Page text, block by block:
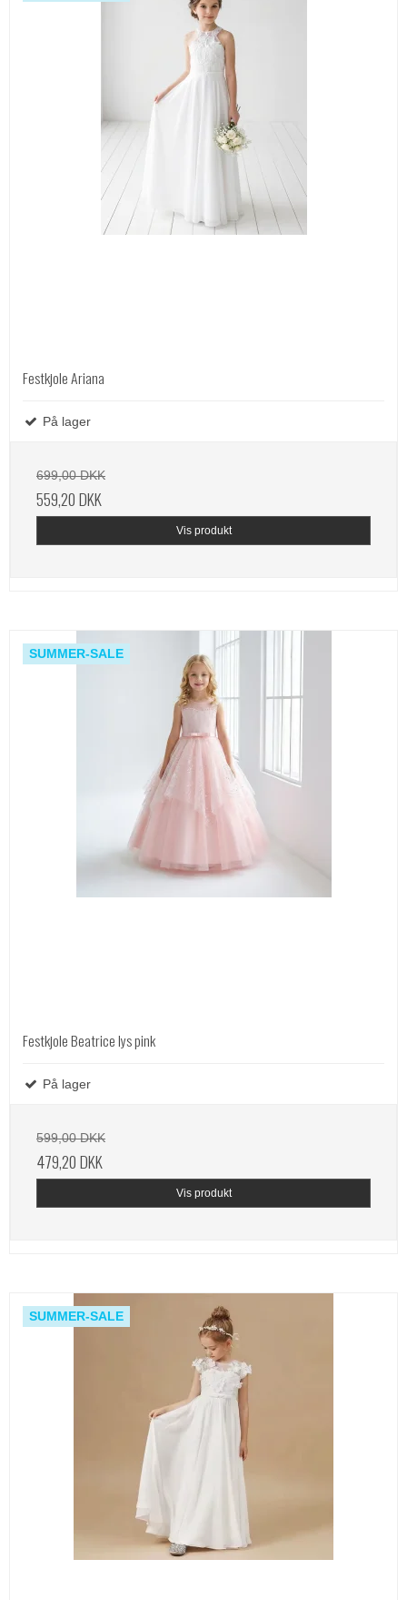
Festkjole Ariana
På lager
699,00 DKK
559,20 DKK
Vis produkt
SUMMER-SALE
Festkjole Beatrice lys pink
På lager
599,00 DKK
479,20 DKK
Vis produkt
SUMMER-SALE